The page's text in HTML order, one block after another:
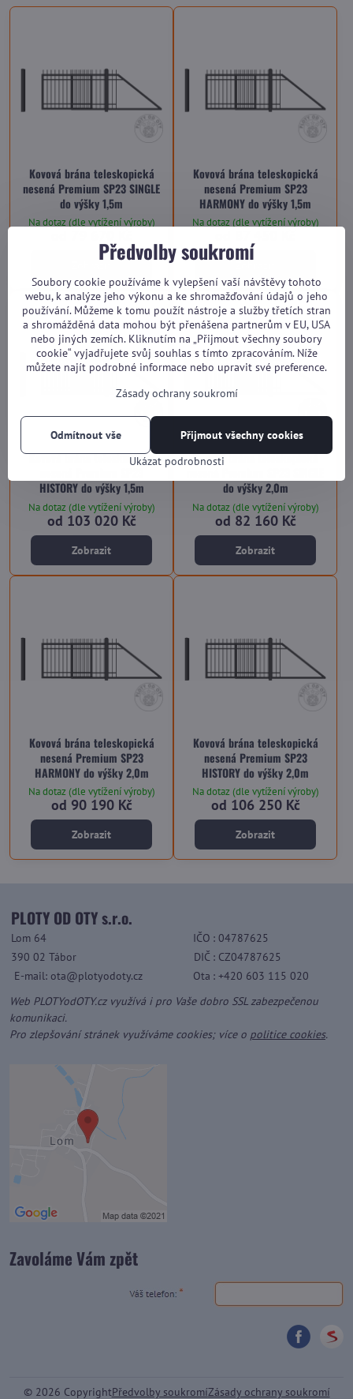
Kovová brána teleskopická
nesená Premium SP23 SINGLE
do výšky 1,5m
Na dotaz (dle vytížení výroby)
Kovová brána teleskopická
nesená Premium SP23
HARMONY do výšky 1,5m
Na dotaz (dle vytížení výroby)
Kovová brána teleskopická
HISTORY do výšky 1,5m
Na dotaz (dle vytížení výroby)
od 103 020 Kč
Zobrazit
Kovová brána teleskopická
do výšky 2,0m
Na dotaz (dle vytížení výroby)
od 82 160 Kč
Zobrazit
Kovová brána teleskopická
nesená Premium SP23
HARMONY do výšky 2,0m
Na dotaz (dle vytížení výroby)
od 90 190 Kč
Zobrazit
Kovová brána teleskopická
nesená Premium SP23
HISTORY do výšky 2,0m
Na dotaz (dle vytížení výroby)
od 106 250 Kč
Zobrazit
PLOTY OD OTY s.r.o.
Lom 64 IČO : 04787625
390 02 Tábor
DIČ : CZ04787625
E-mail: ota@plotyodoty.cz
Ota : +420 603 115 020
Web PLOTYodOTY.cz využívá i pro Vaše dobro SSL zabezpečenou
komunikaci.
Pro zlepšování stránek využíváme cookies; více o politice cookies.
Zavoláme Vám zpět
© 2026 CopyrightPředvolby soukromíZásady ochrany soukromí
Předvolby soukromí
Soubory cookie používáme k vylepšení vaší návštěvy tohoto
webu, k analýze jeho výkonu a ke shromažďování údajů o jeho
používání. Můžeme k tomu použít nástroje a služby třetích stran
a shromážděná data mohou být přenášena partnerům v EU, USA
nebo jiných zemích. Kliknutím na „Přijmout všechny soubory
cookie“ vyjadřujete svůj souhlas s tímto zpracováním. Níže
můžete najít podrobné informace nebo upravit své preference.
Zásady ochrany soukromí
Ukázat podrobnosti
Přijmout všechny cookies
Odmítnout vše